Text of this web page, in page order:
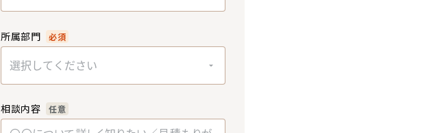
所属部門 必須
選択してください
相談内容 任意